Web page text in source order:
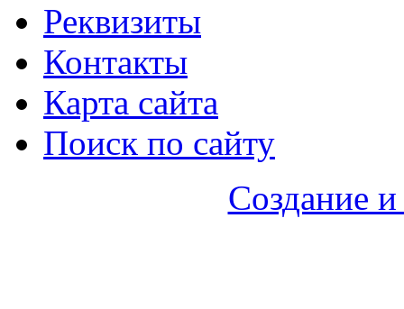
Реквизиты
Контакты
Карта сайта
Поиск по сайту
Создание